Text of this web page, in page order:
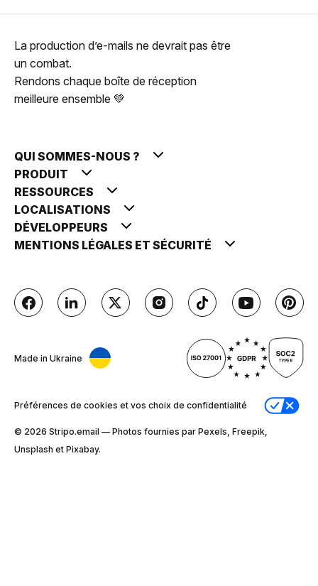
La production d’e-mails ne devrait pas être
un combat.
Rendons chaque boîte de réception
meilleure ensemble 💚
QUI SOMMES-NOUS ?
PRODUIT
RESSOURCES
LOCALISATIONS
DÉVELOPPEURS
MENTIONS LÉGALES ET SÉCURITÉ
Made in Ukraine
Préférences de cookies et vos choix de confidentialité
© 2026 Stripо.email — Photos fournies par Pexels, Freepik,
Unsplash et Pixabay.